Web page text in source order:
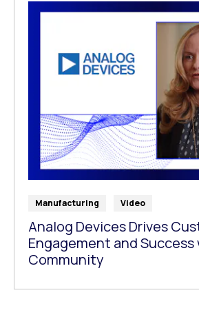
Manufacturing Video
Analog Devices Drives
Engagement and
Community